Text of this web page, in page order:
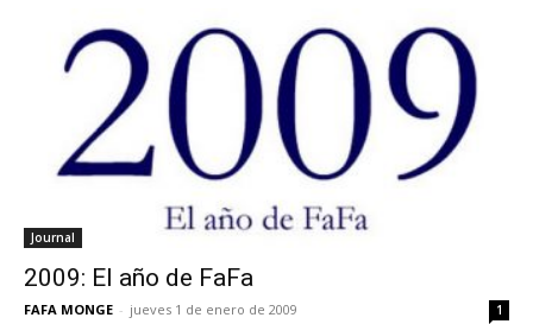
Journal
2009: El año de FaFa
FAFA MONGE - jueves 1 de enero de 2009 1